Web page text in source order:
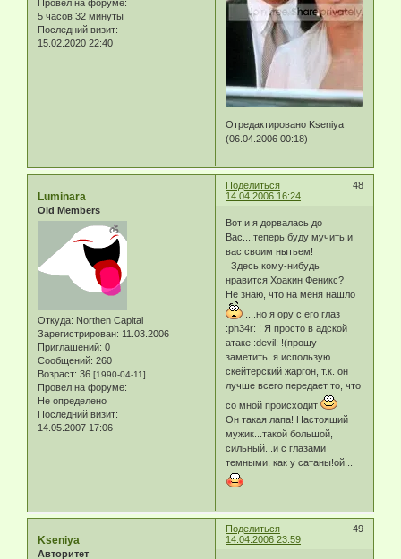
Провел на форуме:
5 часов 32 минуты
Последний визит:
15.02.2020 22:40
Отредактировано Kseniya
(06.04.2006 00:18)
Поделиться
48
14.04.2006 16:24
Luminara
Old Members
Откуда: Northen Capital
Зарегистрирован: 11.03.2006
Приглашений: 0
Сообщений: 260
Возраст: 36 [1990-04-11]
Провел на форуме:
Не определено
Последний визит:
14.05.2007 17:06
Вот и я дорвалась до
Вас....теперь буду мучить и
вас своим нытьем!
Здесь кому-нибудь
нравится Хоакин Феникс?
Не знаю, что на меня нашло
....но я ору с его глаз
:ph34r: ! Я просто в адской
атаке :devil: !(прошу
заметить, я использую
скейтерский жаргон, т.к. он
лучше всего передает то, что
со мной происходит
Он такая лапа! Настоящий
мужик...такой большой,
сильный...и с глазами
темными, как у сатаны!ой...
Поделиться
49
14.04.2006 23:59
Kseniya
Авторитет